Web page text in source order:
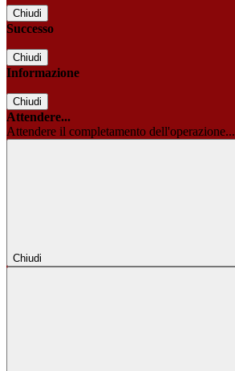
Chiudi
Successo
Chiudi
Informazione
Chiudi
Attendere...
Attendere il completamento dell'operazione...
Chiudi